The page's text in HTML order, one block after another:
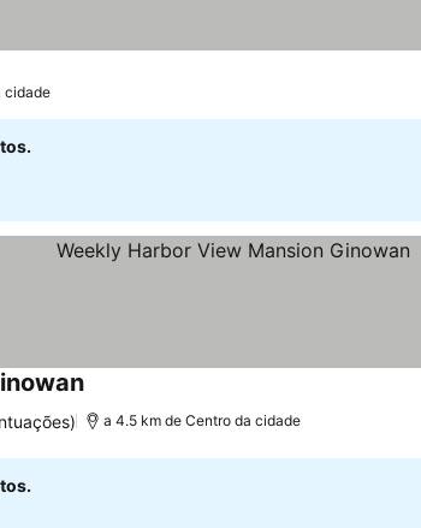
cidade
a 4.5 km de Centro da cidade